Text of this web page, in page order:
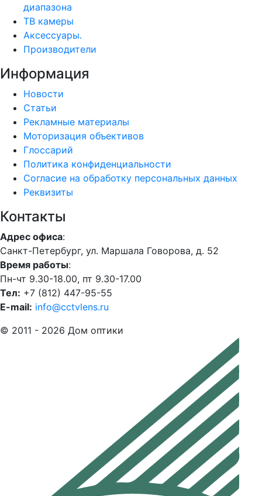
диапазона
ТВ камеры
Аксессуары.
Производители
Информация
Новости
Статьи
Рекламные материалы
Моторизация объективов
Глоссарий
Политика конфиденциальности
Согласие на обработку персональных данных
Реквизиты
Контакты
Адрес офиса:
Санкт-Петербург, ул. Маршала Говорова, д. 52
Время работы:
Пн-чт 9.30-18.00, пт 9.30-17.00
Тел: +7 (812) 447-95-55
E-mail: info@cctvlens.ru
© 2011 - 2026 Дом оптики